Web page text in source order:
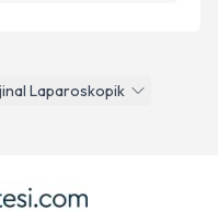
Laparoskopik